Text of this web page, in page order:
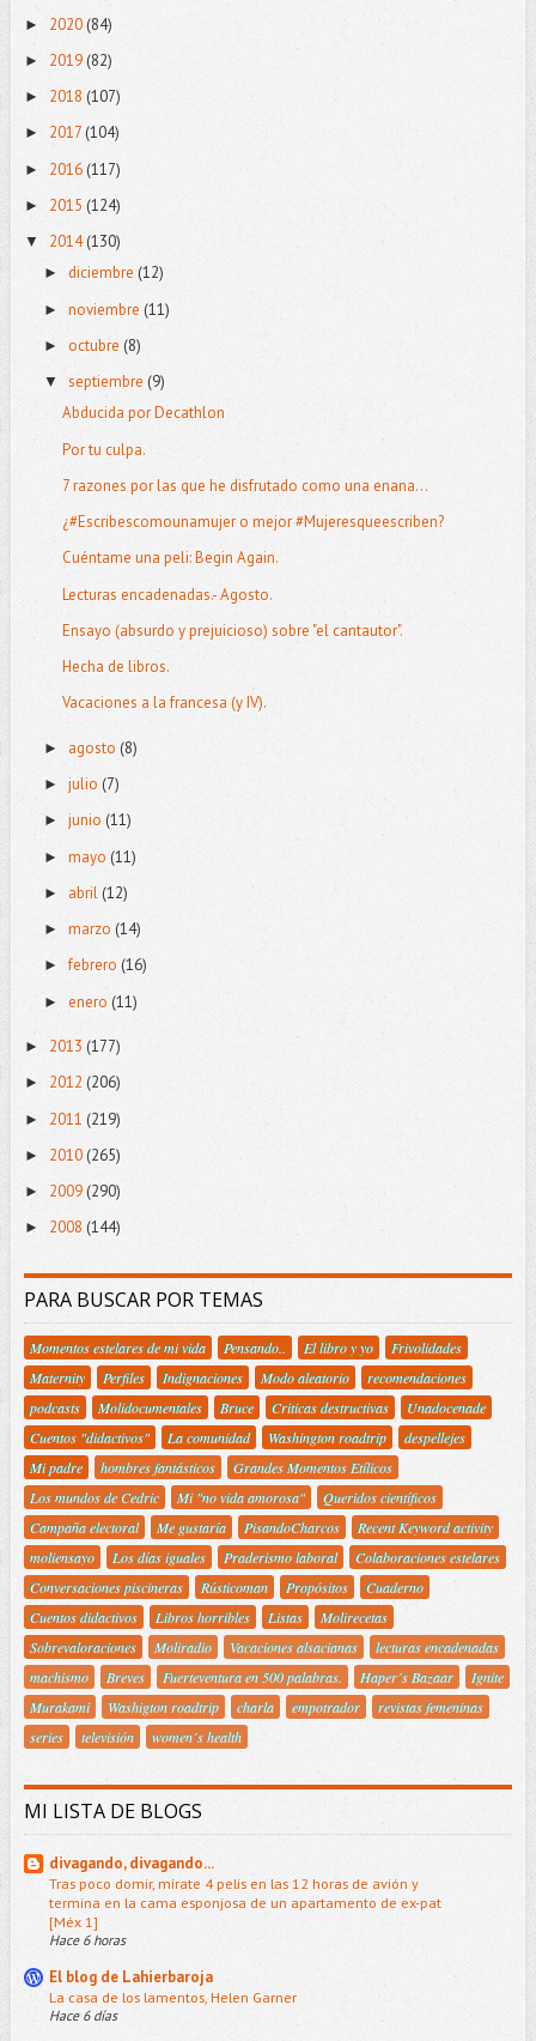
► 2020(84)
► 2019(82)
► 2018 (107)
► 2017(104)
► 2016 (117)
► 2015 (124)
▼ 2014(130)
► diciembre (12)
► noviembre (11)
► octubre (8)
▼ septiembre (9)
Abducida por Decathlon
Por tu culpa.
7 razones por las que he disfrutado como una enana...
¿#Escribescomounamujer o mejor #Mujeresqueescriben?
Cuéntame una peli: Begin Again.
Lecturas encadenadas.- Agosto.
Ensayo (absurdo y prejuicioso) sobre "el cantautor".
Hecha de libros.
Vacaciones a la francesa (y IV).
► agosto (8)
► julio (7)
► junio (11)
► mayo (11)
► abril(12)
► marzo (14)
►febrero (16)
► enero (11)
► 2013 (177)
► 2012 (206)
► 2011 (219)
► 2010 (265)
► 2009(290)
► 2008 (144)
PARA BUSCAR POR TEMAS
Momentos estelares de mi vida Pensando.. El libro y yo
Frivolidades
Maternity
Perfiles Indignaciones Modo aleatorio
recomendaciones
podcasts
Molidocumentales Bruce Criticas destructivas
Unadocenade
Cuentos "didactivos"
La comunidad Washington roadtrip
despellejes
Mi padre
hombres fantásticos
Grandes Momentos Etílicos
Los mundos de Cedric
Mi "no vida amorosa"
Queridos científicos
Campaña electoral
Me gustaría PisandoCharcos
Recent Keyword activity
moliensayo
Los días iguales Praderismo laboral
Colaboraciones estelares
Conversaciones piscineras
Rústicoman Propósitos
Cuaderno
Cuentos didactivos
Libros horribles Listas
Molirecetas
Sobrevaloraciones
Moliradio Vacaciones alsacianas
lecturas encadenadas
machismo
Breves Fuerteventura en 500 palabras. Haper´s Bazaar
Ignite
Murakami
Washigton roadtrip charla empotrador
revistas femeninas
series
televisión women´s health
MI LISTA DE BLOGS
divagando, divagando...
Tras poco domir, mírate 4 pelis en las 12 horas de avión y
termina en la cama esponjosa de un apartamento de ex-pat
[Méx 1]
Hace 6 horas
El blog de Lahierbaroja
La casa de los lamentos, Helen Garner
Hace 6 días